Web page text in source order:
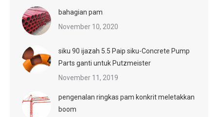
bahagian pam
November 10, 2020
siku 90 ijazah 5.5 Paip siku-Concrete Pump
Parts ganti untuk Putzmeister
November 11, 2019
pengenalan ringkas pam konkrit meletakkan
boom